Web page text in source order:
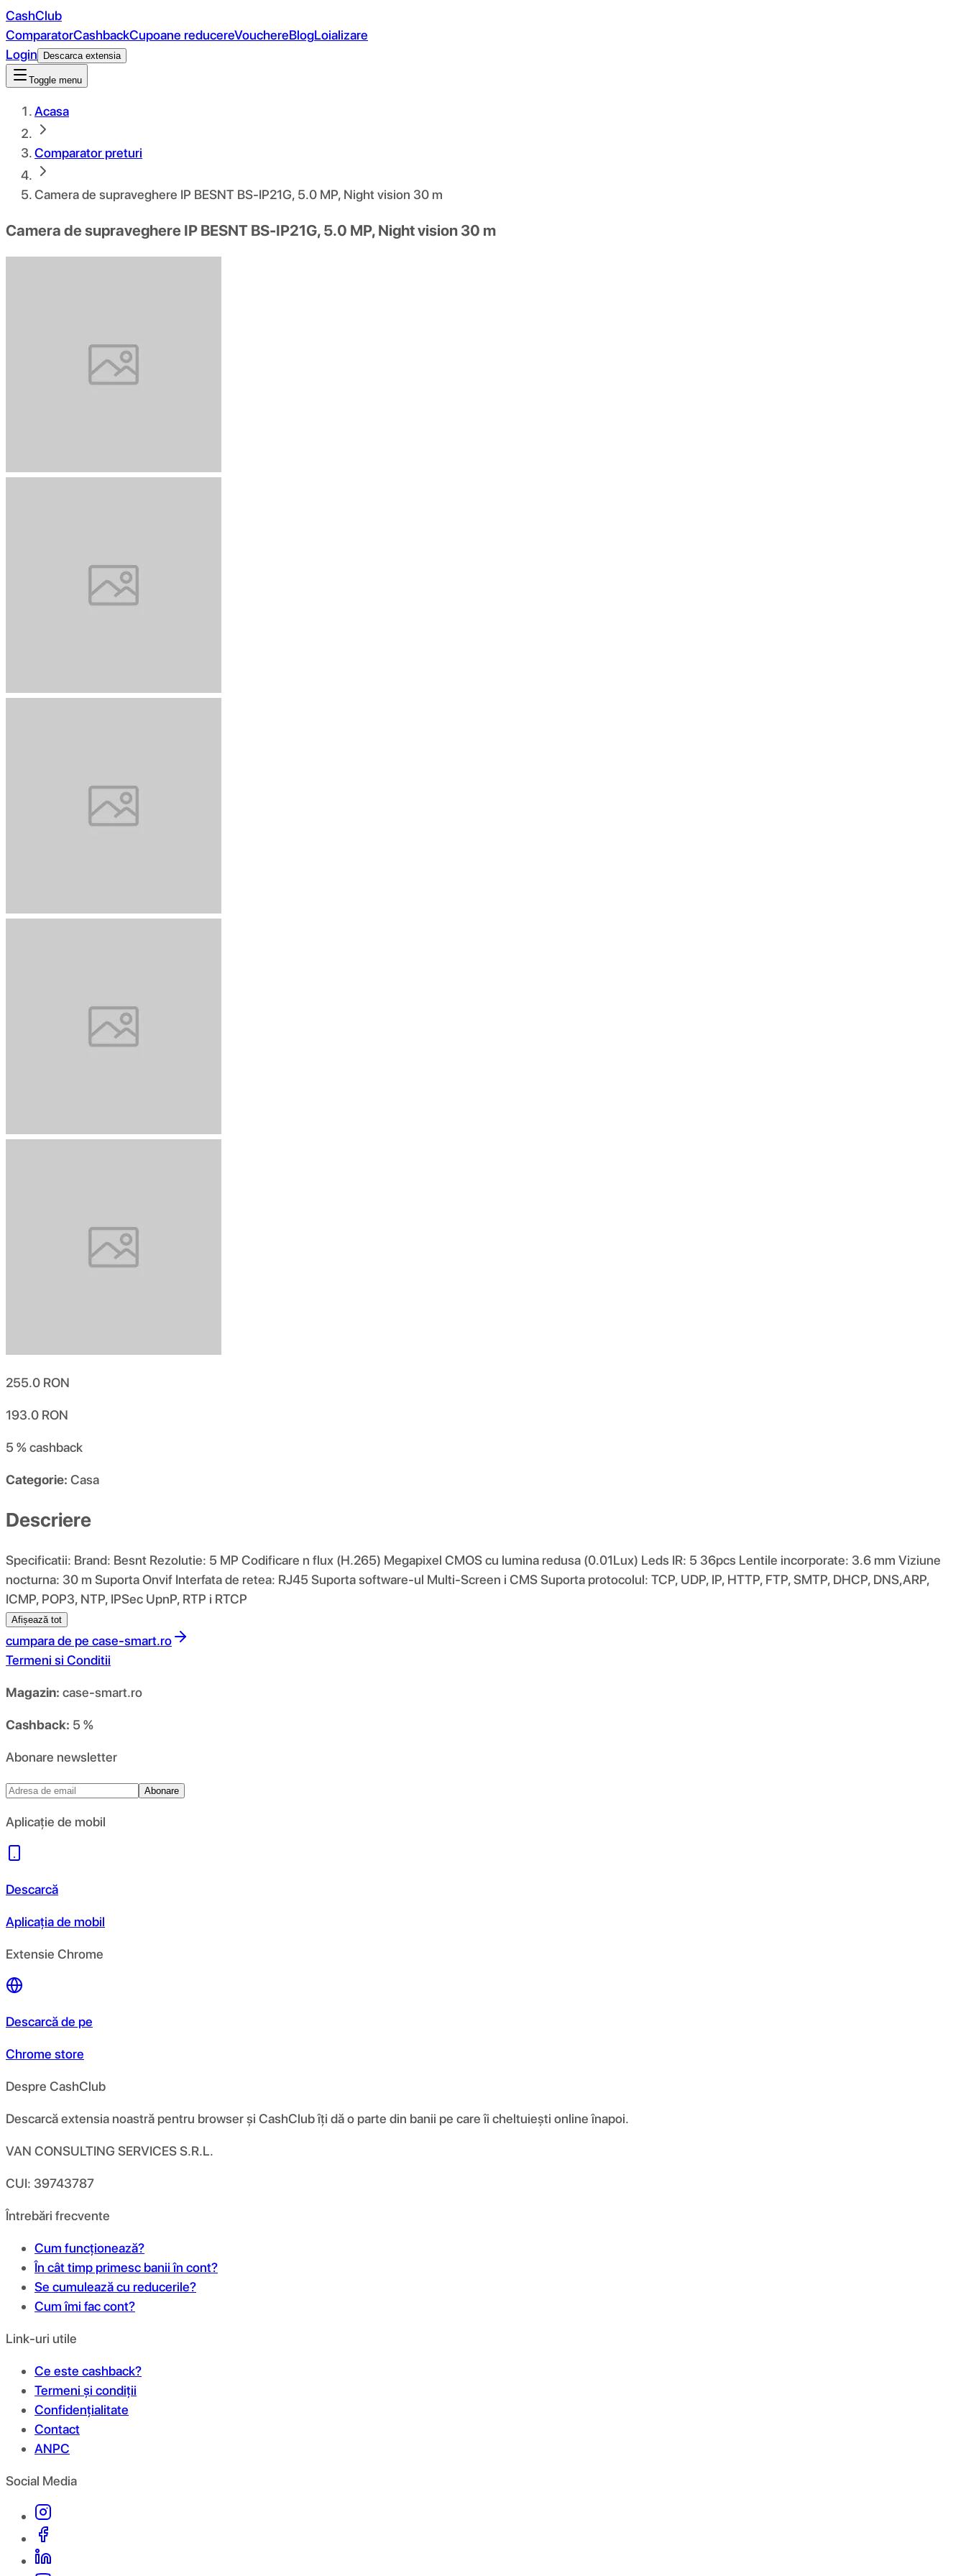
CashClub
ComparatorCashbackCupoane reducereVouchereBlogLoializare
Login
Descarca extensia
Toggle menu
Acasa
Comparator preturi
Camera de supraveghere IP BESNT BS-IP21G, 5.0 MP, Night vision 30 m
Camera de supraveghere IP BESNT BS-IP21G, 5.0 MP, Night vision 30 m
255.0 RON
193.0 RON
5 %cashback
Categorie: Casa
Descriere
Specificatii: Brand: Besnt Rezolutie: 5 MP Codificare n flux (H.265) Megapixel CMOS cu lumina redusa (0.01Lux) Leds IR: 5 36pcs Lentile incorporate: 3.6 mm Viziune
nocturna: 30 m Suporta Onvif Interfata de retea: RJ45 Suporta software-ul Multi-Screen i CMS Suporta protocolul: TCP, UDP, IP, HTTP, FTP, SMTP, DHCP, DNS,ARP,
ICMP, POP3, NTP, IPSec UpnP, RTP i RTCP
Afișează tot
cumpara de pe case-smart.ro
Termeni si Conditii
Magazin: case-smart.ro
Cashback: 5 %
Abonare newsletter
Abonare
Aplicație de mobil
Descarcă
Aplicația de mobil
Extensie Chrome
Descarcă de pe
Chrome store
Despre CashClub
Descarcă extensia noastră pentru browser și CashClub îți dă o parte din banii pe care îi cheltuiești online înapoi.
VAN CONSULTING SERVICES S.R.L.
CUI: 39743787
Întrebări frecvente
Cum funcționează?
În cât timp primesc banii în cont?
Se cumulează cu reducerile?
Cum îmi fac cont?
Link-uri utile
Ce este cashback?
Termeni și condiții
Confidențialitate
Contact
ANPC
Social Media